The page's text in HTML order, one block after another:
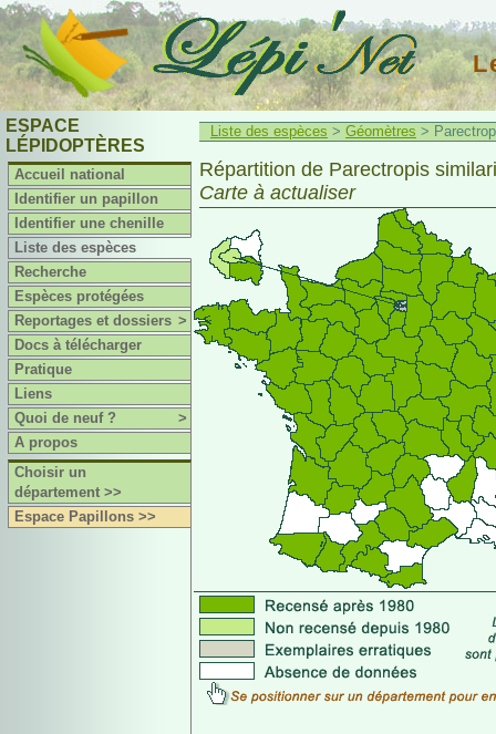
ESPACE
LÉPIDOPTÈRES
Accueil national
Identifier un papillon
Identifier une chenille
Liste des espèces
Recherche
Espèces protégées
Reportages et dossiers >
Docs à télécharger
Pratique
Liens
Quoi de neuf ?
>
A propos
Choisir un
département >>
Espace Papillons >>
Liste des espèces > Géomètres >
Répartition de Parectropis
Carte à actualiser